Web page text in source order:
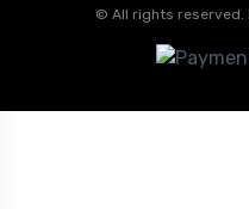
© All rights reserved.